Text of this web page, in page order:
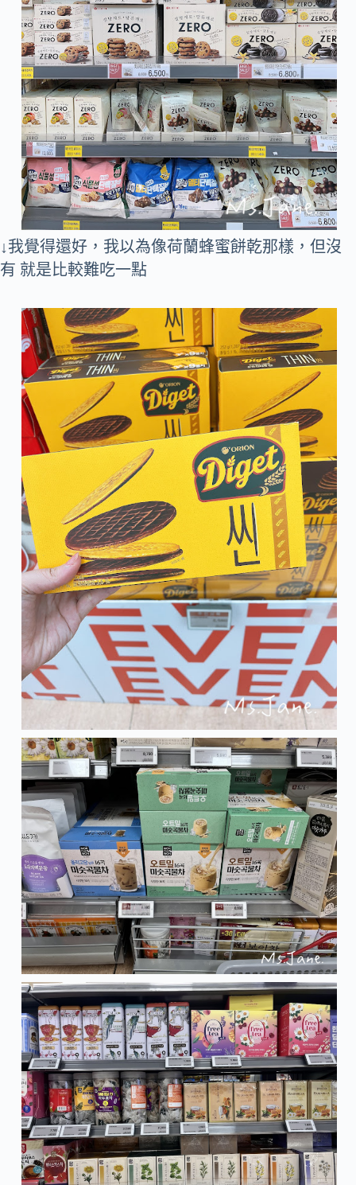
↓我覺得還好，我以為像荷蘭蜂蜜餅乾那樣，但沒
有 就是比較難吃一點